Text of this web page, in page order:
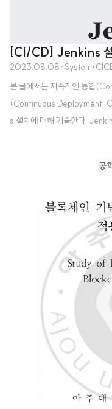
[CI/CD] Jenkins
2023.08.08 ·System/
본 글에서는 지속적인 통합
(Continuous Deployment,
s 설치에 대해 기술한다.
지 못해 많은 삽질을 감행했다
jenkins.io/doc/